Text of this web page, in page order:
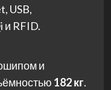
USB,
и RFID.
и
182 кг.